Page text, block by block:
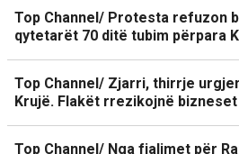
Top Channel/ Protesta refuzon
qytetarët 70 ditë tubim përpara
Top Channel/ Zjarri, thirrje
Krujë. Flakët rrezikojnë
Top Channel/ Nga fjalimet për